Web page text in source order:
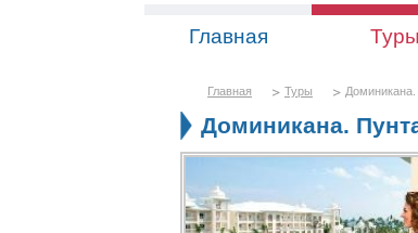
Главная Туры
Главная Туры
Доминикана.